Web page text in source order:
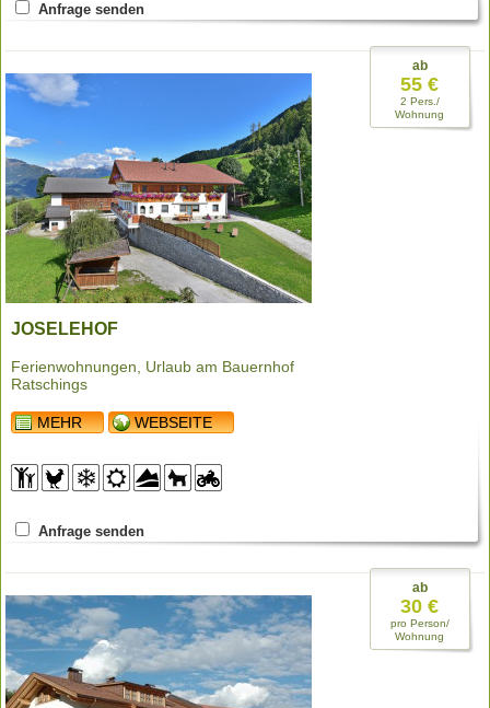
Anfrage senden
JOSELEHOF
Ferienwohnungen, Urlaub am Bauernhof
Ratschings
MEHR WEBSEITE
Anfrage senden
ab
55 €
2 Pers./
Wohnung
ab
30 €
pro Person/
Wohnung